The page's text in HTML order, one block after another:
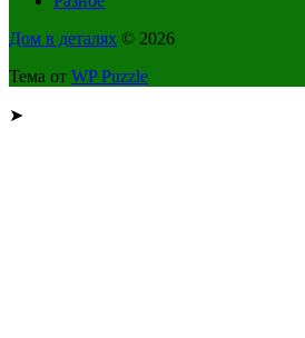
Дом в деталях © 2026
Тема от WP Puzzle
➤